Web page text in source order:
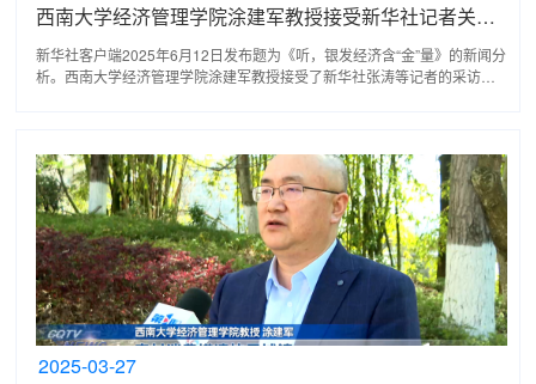
西南大学经济管理学院涂建军教授接受新华社记者关于银发经济的采访
新华社客户端2025年6月12日发布题为《听，银发经济含“金”量》的新闻分
析。西南大学经济管理学院涂建军教授接受了新华社张涛等记者的采访。
2025-03-27